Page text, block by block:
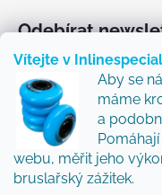
Vítejte v
Aby se
máme
a
webu, měřit jeho
bruslařský zážitek.
Odebírat
Vložte svůj e-mail a
o nových
Přidejte se k nám a
novinky a tipy.
E-mail